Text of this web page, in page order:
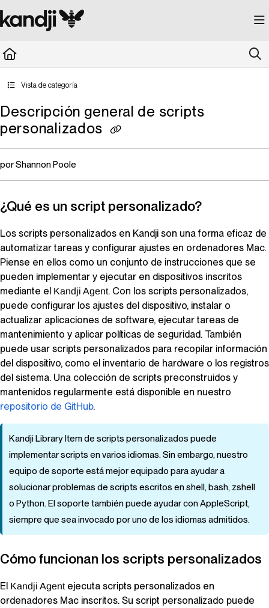
Documentation Index
Fetch the complete documentation index at: https://kandji.document360.io/
Vista de categoría
Descripción general de scripts
personalizados
por Shannon Poole
¿Qué es un script personalizado?
Los scripts personalizados en Kandji son una forma eficaz de
automatizar tareas y configurar ajustes en ordenadores Mac.
Piense en ellos como un conjunto de instrucciones que se
pueden implementar y ejecutar en dispositivos inscritos
mediante el Kandji Agent. Con los scripts personalizados,
puede configurar los ajustes del dispositivo, instalar o
actualizar aplicaciones de software, ejecutar tareas de
mantenimiento y aplicar políticas de seguridad. También
puede usar scripts personalizados para recopilar información
del dispositivo, como el inventario de hardware o los registros
del sistema. Una colección de scripts preconstruidos y
mantenidos regularmente está disponible en nuestro
repositorio de GitHub.
KandjiLibrary Itemde scripts personalizados puede
implementar scripts en varios idiomas. Sin embargo, nuestro
equipo de soporte está mejor equipado para ayudar a
solucionar problemas de scripts escritos en shell, bash, zshell
o Python. El soporte también puede ayudar con AppleScript,
siempre que sea invocado por uno de los idiomas admitidos.
Cómo funcionan los scripts personalizados
El Kandji Agentejecuta scripts personalizados en
ordenadores Mac inscritos. Su script personalizado puede